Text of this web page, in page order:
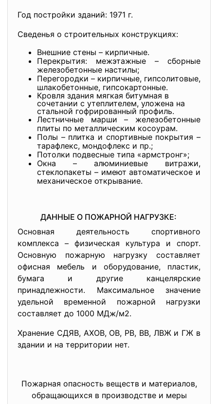
Год постройки зданий: 1971 г.
Сведенья о строительных конструкциях:
Внешние стены – кирпичные.
Перекрытия: межэтажные – сборные
железобетонные настилы;
Перегородки – кирпичные, гипсолитовые,
шлакобетонные, гипсокартонные.
Кровля здания мягкая битумная в
сочетании с утеплителем, уложена на
стальной гофрированный профиль.
Лестничные марши – железобетонные
плиты по металлическим косоурам.
Полы – плитка и спортивные покрытия –
тарафлекс, мондофлекс и пр.;
Потолки подвесные типа «армстронг»;
Окна – алюминиевые витражи,
стеклопакеты – имеют автоматическое и
механическое открывание.
ДАННЫЕ О ПОЖАРНОЙ НАГРУЗКЕ:
Основная деятельность спортивного
комплекса – физическая культура и спорт.
Основную пожарную нагрузку составляет
офисная мебель и оборудование, пластик,
бумага и другие канцелярские
принадлежности. Максимальное значение
удельной временной пожарной нагрузки
составляет до 1000 МДж/м2.
Хранение СДЯВ, АХОВ, ОВ, РВ, ВВ, ЛВЖ и ГЖ в
здании и на территории нет.
Пожарная опасность веществ и материалов,
обращающихся в производстве и меры